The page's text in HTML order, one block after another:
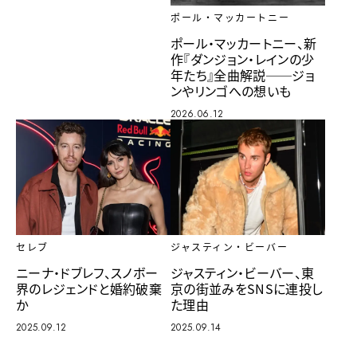
ポール・マッカートニー
ポール・マッカートニー、新
作『ダンジョン・レインの少
年たち』全曲解説──ジョ
ンやリンゴへの想いも
2026.06.12
セレブ
ニーナ・ドブレフ、スノボー
界のレジェンドと婚約破棄
か
2025.09.12
ジャスティン・ビーバー
ジャスティン・ビーバー、東
京の街並みをSNSに連投し
た理由
2025.09.14